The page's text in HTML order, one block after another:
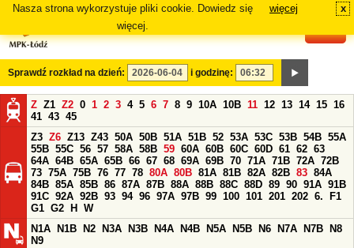
Nasza strona wykorzystuje pliki cookie. Dowiedz się
więcej.
więcej x
Sprawdź rozkład na dzień: i godzinę:
Z Z1 Z2 0 1 2 3 4 5 6 7 8 9 10A 10B 11 12 13 14 15 16
41 43 45
Z3 Z6 Z13 Z43 50A 50B 51A 51B 52 53A 53C 53B 54B 55A
55B 55C 56 57 58A 58B 59 60A 60B 60C 60D 61 62 63
64A 64B 65A 65B 66 67 68 69A 69B 70 71A 71B 72A 72B
73 75A 75B 76 77 78 80A 80B 81A 81B 82A 82B 83 84A
84B 85A 85B 86 87A 87B 88A 88B 88C 88D 89 90 91A 91B
91C 92A 92B 93 94 96 97A 97B 99 100 101 201 202 6.
F1
G1 G2 H
W
N1A
N1B N2 N3A N3B N4A N4B N5A N5B N6 N7A N7B
N8
N9